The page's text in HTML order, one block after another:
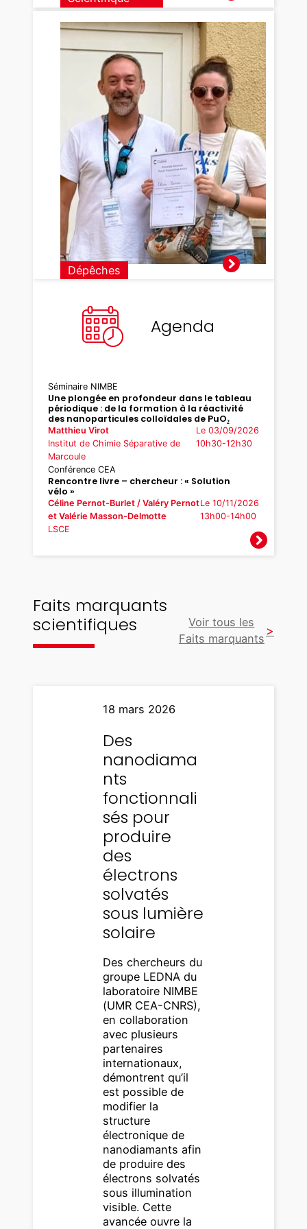
Dépêches
Félicitat
ions à
Elisa
Baron
pour
son prix
meilleu
r oral à
l’ESEMA
!
Agenda
Séminaire NIMBE
Une plongée en profondeur dans le tableau
périodique : de la formation à la réactivité
des nanoparticules colloïdales de PuO₂
Matthieu Virot
Institut de Chimie Séparative de
Marcoule
Le 03/09/2026
10h30-12h30
Conférence CEA
Rencontre livre – chercheur : « Solution
vélo »
Céline Pernot-Burlet / Valéry Pernot
et Valérie Masson-Delmotte
LSCE
Le 10/11/2026
13h00-14h00
Faits marquants
scientifiques
Voir tous les
Faits marquants
18 mars 2026
Des
nanodiama
nts
fonctionnali
sés pour
produire
des
électrons
solvatés
sous lumière
solaire
Des chercheurs du
groupe LEDNA du
laboratoire NIMBE
(UMR CEA-CNRS),
en collaboration
avec plusieurs
partenaires
internationaux,
démontrent qu’il
est possible de
modifier la
structure
électronique de
nanodiamants afin
de produire des
électrons solvatés
sous illumination
visible. Cette
avancée ouvre la